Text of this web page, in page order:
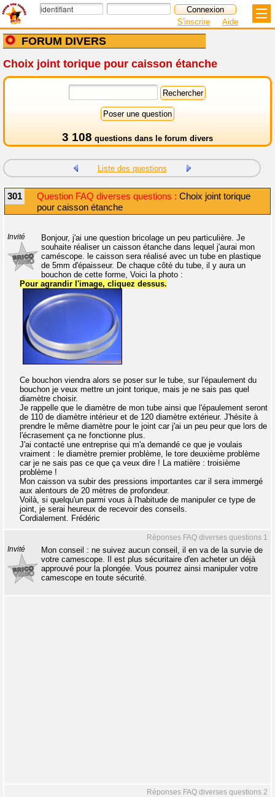
FORUM DIVERS
S'inscrire Aide
Choix joint torique pour caisson étanche
3 108 questions dans le forum divers
Liste des questions
301 Question FAQ diverses questions : Choix joint torique
pour caisson étanche
Invité
Bonjour, j'ai une question bricolage un peu particulière. Je
souhaite réaliser un caisson étanche dans lequel j'aurai mon
caméscope. le caisson sera réalisé avec un tube en plastique
de 5mm d'épaisseur. De chaque côté du tube, il y aura un
bouchon de cette forme, Voici la photo :
Pour agrandir l'image, cliquez dessus.
Ce bouchon viendra alors se poser sur le tube, sur l'épaulement du
bouchon je veux mettre un joint torique, mais je ne sais pas quel
diamètre choisir.
Je rappelle que le diamètre de mon tube ainsi que l'épaulement seront
de 110 de diamètre intérieur et de 120 diamètre extérieur. J'hésite à
prendre le même diamètre pour le joint car j'ai un peu peur que lors de
l'écrasement ça ne fonctionne plus.
J'ai contacté une entreprise qui m'a demandé ce que je voulais
vraiment : le diamètre premier problème, le tore deuxième problème
car je ne sais pas ce que ça veux dire ! La matière : troisième
problème !
Mon caisson va subir des pressions importantes car il sera immergé
aux alentours de 20 mètres de profondeur.
Voilà, si quelqu'un parmi vous à l'habitude de manipuler ce type de
joint, je serai heureux de recevoir des conseils.
Cordialement. Frédéric
Réponses FAQ diverses questions 1
Invité
Mon conseil : ne suivez aucun conseil, il en va de la survie de
votre camescope. Il est plus sécuritaire d'en acheter un déjà
approuvé pour la plongée. Vous pourrez ainsi manipuler votre
camescope en toute sécurité.
Réponses FAQ diverses questions 2